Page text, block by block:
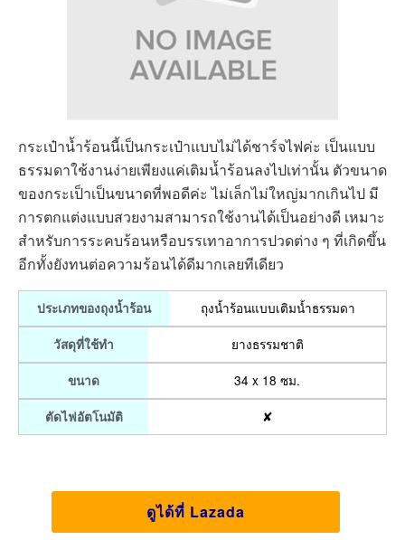
กระเป๋าน้ำร้อนนี้เป็นกระเป๋าแบบไม่ได้ชาร์จไฟค่ะ เป็นแบบ
ธรรมดาใช้งานง่ายเพียงแค่เติมน้ำร้อนลงไปเท่านั้น ตัวขนาด
ของกระเป็าเป็นขนาดที่พอดีค่ะ ไม่เล็กไม่ใหญ่มากเกินไป มี
การตกแต่งแบบสวยงามสามารถใช้งานได้เป็นอย่างดี เหมาะ
สำหรับการระคบร้อนหรือบรรเทาอาการปวดต่าง ๆ ที่เกิดขึ้น
อีกทั้งยังทนต่อความร้อนได้ดีมากเลยทีเดียว
ประเภทของถุงน้ำร้อน ถุงน้ำร้อนแบบเติมน้ำธรรมดา
วัสดุที่ใช้ทำ ยางธรรมชาติ
ขนาด 34 x 18 ซม.
ตัดไฟอัตโนมัติ ✘
ดูได้ที่ Lazada